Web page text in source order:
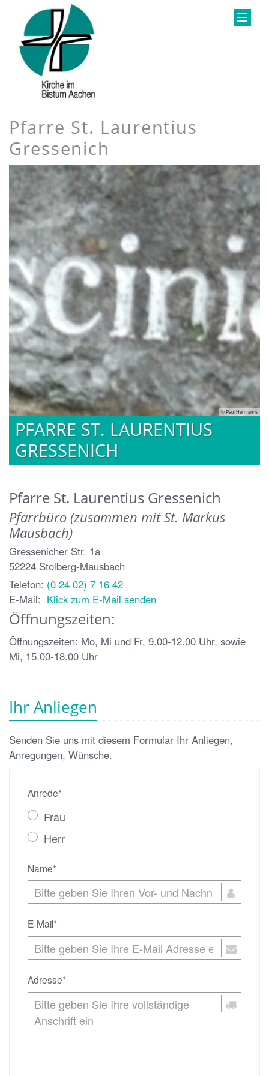
Pfarre St. Laurentius
Gressenich
© Paul Hermanns
PFARRE ST. LAURENTIUS
GRESSENICH
Pfarre St. Laurentius Gressenich
Pfarrbüro (zusammen mit St. Markus
Mausbach)
Gressenicher Str. 1a
52224 Stolberg-Mausbach
Telefon: (0 24 02) 7 16 42
E-Mail: Klick zum E-Mail senden
Öffnungszeiten:
Öffnungszeiten: Mo, Mi und Fr, 9.00-12.00 Uhr, sowie
Mi, 15.00-18.00 Uhr
Ihr Anliegen
Senden Sie uns mit diesem Formular Ihr Anliegen,
Anregungen, Wünsche.
Anrede*
Frau
Herr
Name*
E-Mail*
Adresse*